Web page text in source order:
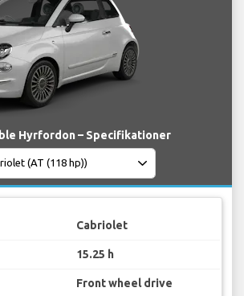
Hyrfordon – Specifikationer
Cabriolet
15.25 h
Front wheel drive